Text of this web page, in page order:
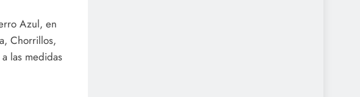
Azul, en
Chorrillos,
las medidas